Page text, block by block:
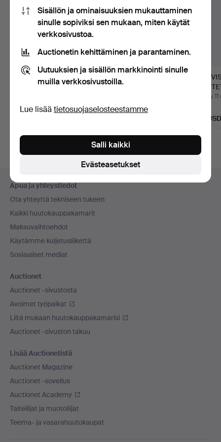
KAHVIKALUSTON
OSIA, posliini,
11 tarjousta
Kahvisetti, 38 kpl, Royal
Copenhagen.
34 tarjousta
Myyty
64 USD
Alatunnistenavigaatio
Apua ja yhteystiedot
Ota yhteyttä tekniseen tukeen
Kaikki huutokauppakamarit
Maksuvaihtoehdot
Käytämme kuljetusliikettä
Sosiaaliset mediat
Auctionet
Auctionet -sivustosta
Avoimet työpaikat
Liitä mukaan huutokauppakamarisi
Auctionet -sivuston takuu
Lisää Auctionetistä
Auctionet Magazine
Auctionet -sovellus
Auctionet Academy
Taiteilijat ja muotoilijat
Teema- ja vasarahuutokaupat
Sisällön ja ominaisuuksien mukauttaminen
sinulle sopiviksi sen mukaan, miten käytät
verkkosivustoa.
Auctionetin kehittäminen ja parantaminen.
Uutuuksien ja sisällön markkinointi sinulle
muilla verkkosivustoilla.
Lue lisää tietosuojaselosteestamme
Evästeasetukset
Salli kaikki